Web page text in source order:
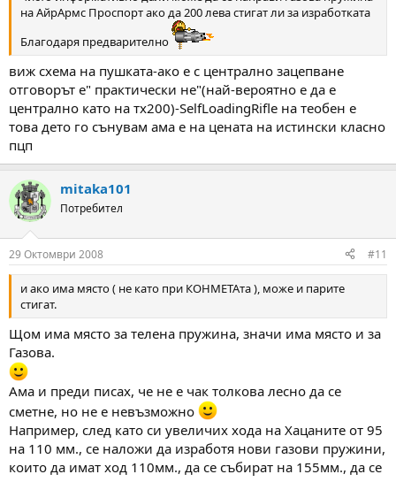
на АйрАрмс Проспорт ако да 200 лева стигат ли за изработката
Благодаря предварително
виж схема на пушката-ако е с централно зацепване
отговорът е" практически не"(най-вероятно е да е
централно като на тх200)-SelfLoadingRifle на теобен е
това дето го сънувам ама е на цената на истински класно
пцп
mitaka101
Потребител
29 Октомври 2008 #11
и ако има място ( не като при КОНМЕТАта ), може и парите
стигат.
Щом има място за телена пружина, значи има място и за
Газова.
Ама и преди писах, че не е чак толкова лесно да се
сметне, но не е невъзможно
Например, след като си увеличих хода на Хацаните от 95
на 110 мм., се наложи да изработя нови газови пружини,
които да имат ход 110мм., да се събират на 155мм., да се